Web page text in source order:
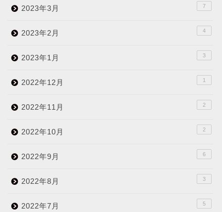
2023年3月 7
2023年2月 4
2023年1月 3
2022年12月 1
2022年11月 2
2022年10月 2
2022年9月 6
2022年8月 3
2022年7月 5